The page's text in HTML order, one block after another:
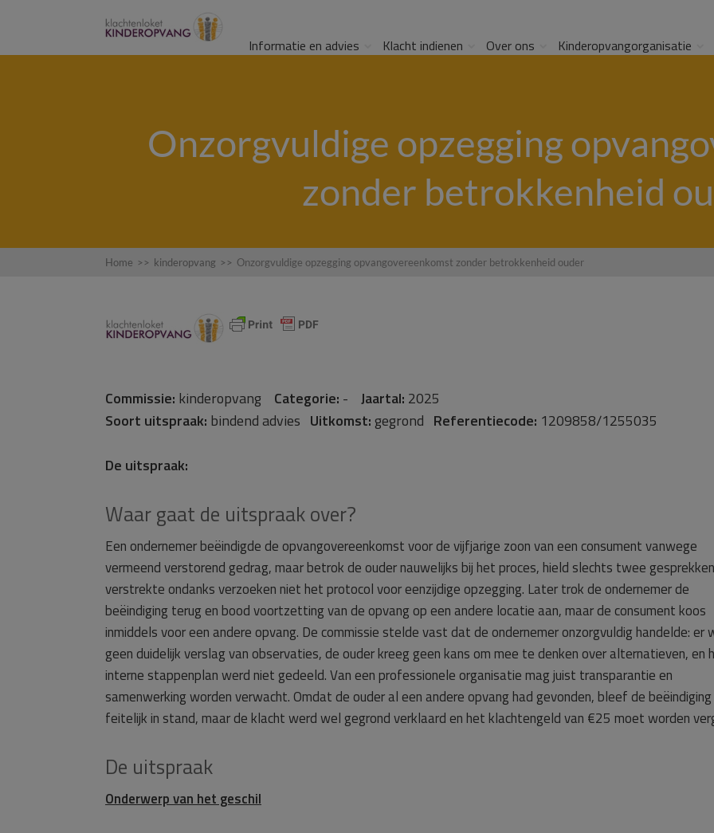
Informatie en advies Klacht indienen Over ons Kinderopvangorganisatie
Onzorgvuldige opzegging
zonder betrokkenheid
Home >> kinderopvang >> Onzorgvuldige opzegging opvangovereenkomst zonder betrokkenheid ouder
Commissie: kinderopvang Categorie: - Jaartal: 2025
Soort uitspraak: bindend advies Uitkomst:gegrond Referentiecode: 1209858/1255035
De uitspraak:
Waar gaat de uitspraak over?
Een ondernemer beëindigde de opvangovereenkomst voor de vijfjarige zoon van een consument vanwege
vermeend verstorend gedrag, maar betrok de ouder nauwelijks bij het proces, hield slechts twee
verstrekte ondanks verzoeken niet het protocol voor eenzijdige opzegging. Later trok de ondernemer de
beëindiging terug en bood voortzetting van de opvang op een andere locatie aan, maar de consument koos
inmiddels voor een andere opvang. De commissie stelde vast dat de ondernemer onzorgvuldig handelde: er
geen duidelijk verslag van observaties, de ouder kreeg geen kans om mee te denken over alternatieven, en
interne stappenplan werd niet gedeeld. Van een professionele organisatie mag juist transparantie en
samenwerking worden verwacht. Omdat de ouder al een andere opvang had gevonden, bleef de beëindiging
feitelijk in stand, maar de klacht werd wel gegrond verklaard en het klachtengeld van €25 moet worden
De uitspraak
Onderwerp van het geschil